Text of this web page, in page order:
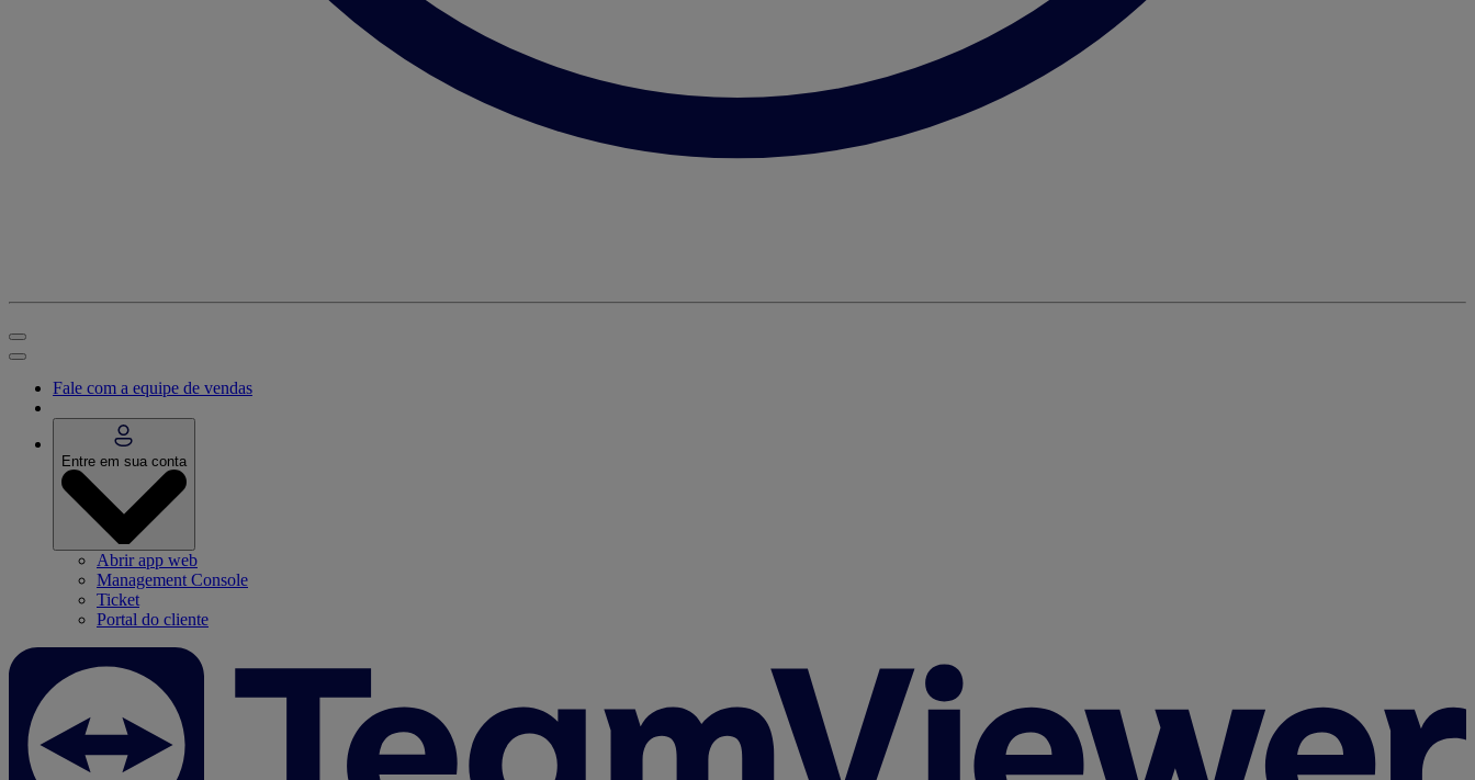
Fale com a equipe de vendas
Entre em sua conta
Abrir app web
Management Console
Ticket
Portal do cliente